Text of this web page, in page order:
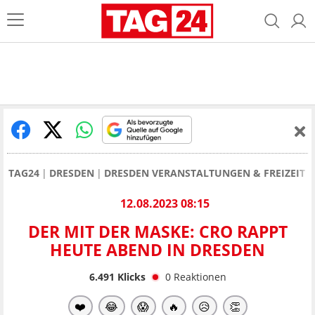
TAG24 DRESDEN DRESDEN VERANSTALTUNGEN & FREIZEIT
12.08.2023 08:15
DER MIT DER MASKE: CRO RAPPT
HEUTE ABEND IN DRESDEN
6.491 Klicks 0 Reaktionen
❤️ 😂 😱 🔥 😥 👏